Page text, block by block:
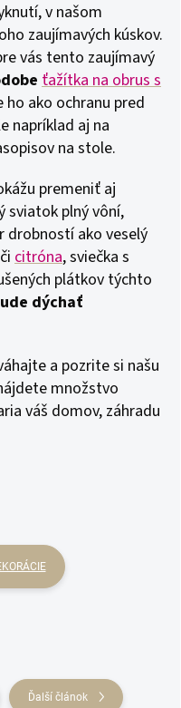
v našom
zaujímavých kúskov.
vás tento zaujímavý
ťažítka na obrus s
ho ako ochranu pred
napríklad aj na
na stole.
premeniť aj
sviatok plný vôní,
drobností ako veselý
či citróna, sviečka s
plátkov týchto
dýchať
a pozrite si našu
množstvo
váš domov, záhradu
Ďalší článok